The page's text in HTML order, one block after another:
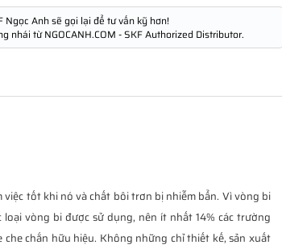
Anh sẽ gọi lại để tư vấn kỹ hơn!
từ NGOCANH.COM - SKF Authorized Distributor.
tốt khi nó và chất bôi trơn bị nhiễm bẩn. Vì vòng bi
vòng bi được sử dụng, nên ít nhất 14% các trường
chắn hữu hiệu. Không những chỉ thiết kế, sản xuất